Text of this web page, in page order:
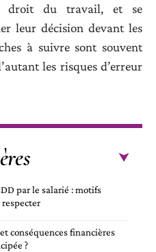
droit du travail, et se
leur décision devant les
à suivre sont souvent
les risques d’erreur
par le salarié : motifs
conséquences financières
?